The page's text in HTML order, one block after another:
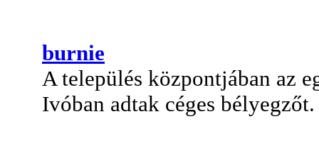
burnie
A település központjában az
Ivóban adtak céges bélyegzőt.